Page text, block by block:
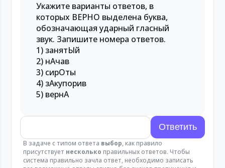
Укажите варианты ответов, в
которых ВЕРНО выделена буква,
обозначающая ударный гласный
звук. Запишите номера ответов.
1) занятЫй
2) нАчав
3) сирОты
4) зАкупорив
5) вернА
В задаче с типом ответа выбор, как правило
присутствует несколько правильных ответов. Чтобы
система правильно зачла ответ, необходимо записать